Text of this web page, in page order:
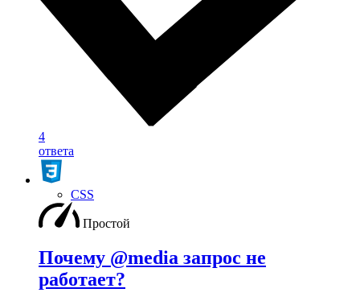
4
ответа
CSS
Простой
Почему @media запрос не
работает?